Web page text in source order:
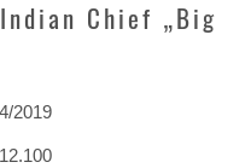
Indian Chief „Big
4/2019
12.100